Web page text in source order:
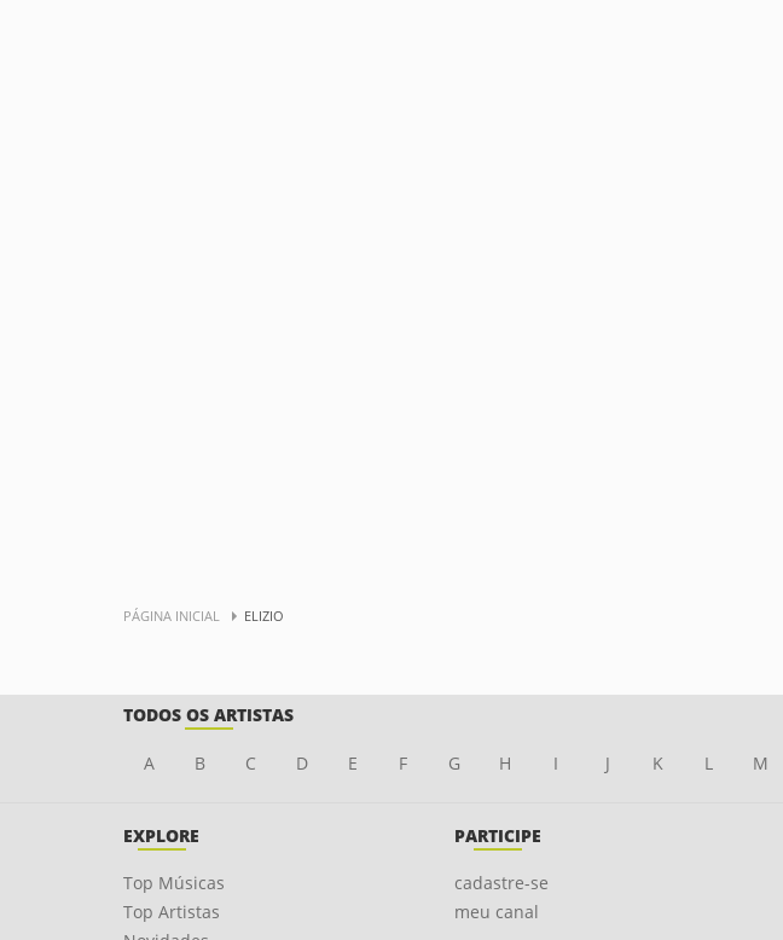
PÁGINA INICIAL ELIZIO
TODOS OS ARTISTAS
A B C D E F G H I J K L M
EXPLORE
Top Músicas
Top Artistas
PARTICIPE
cadastre-se
meu canal